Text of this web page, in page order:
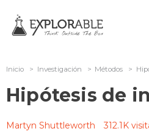
Inicio > Investigación > Métodos >
Hipótesis de
Martyn Shuttleworth 312.1K